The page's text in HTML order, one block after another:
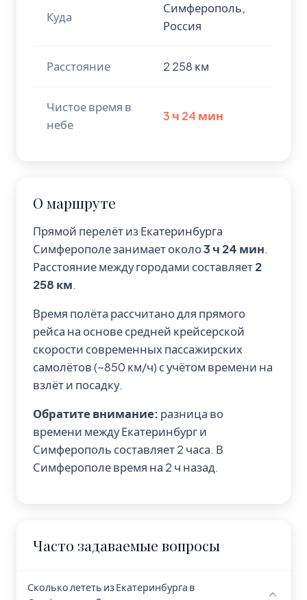
Куда
Симферополь,
Россия
Расстояние 2 258 км
Чистое время в
небе
3 ч 24 мин
О маршруте
Прямой перелёт из Екатеринбурга
Симферополе занимает около3 ч 24 мин.
Расстояние между городами составляет2
258 км.
Время полёта рассчитано для прямого
рейса на основе средней крейсерской
скорости современных пассажирских
самолётов (~850 км/ч) с учётом времени на
взлёт и посадку.
Обратите внимание: разница во
времени между Екатеринбург и
Симферополь составляет 2 часа. В
Симферополе время на 2 ч назад.
Часто задаваемые вопросы
Сколько лететь из Екатеринбурга в